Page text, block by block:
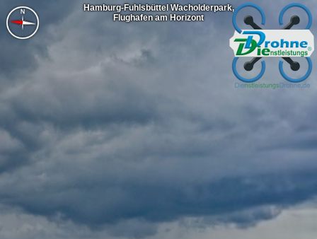
Hamburg-Fuhlsbüttel Wacholderpark,
Flughafen am Horizont